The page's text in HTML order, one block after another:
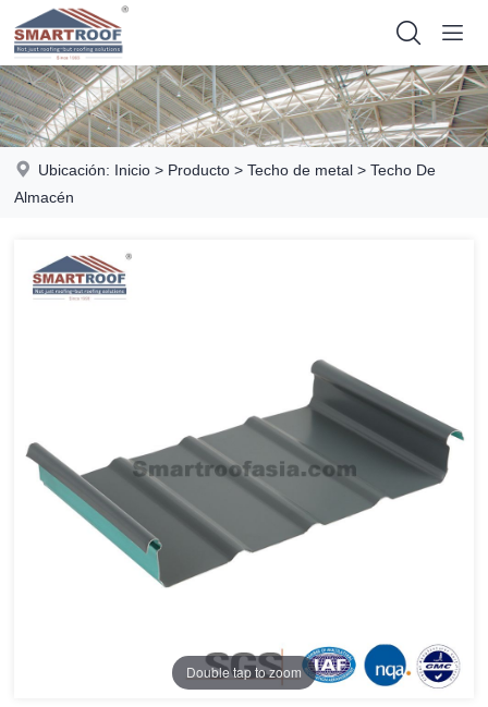
Ubicación: Inicio > Producto >Techo de metal >Techo De
Almacén
Double tap to zoom